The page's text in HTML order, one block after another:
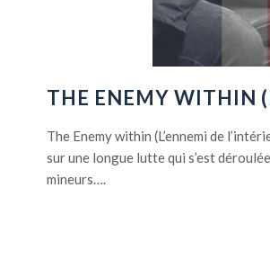
THE ENEMY WITHIN
The Enemy within (L’ennemi de
sur une longue lutte qui s’est
mineurs….